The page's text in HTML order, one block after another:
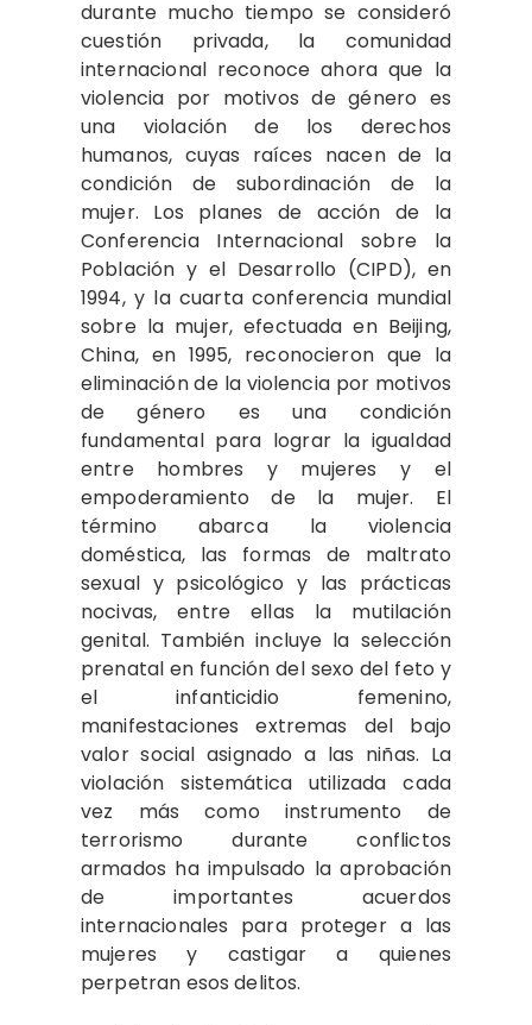
durante mucho tiempo se consideró
cuestión privada, la comunidad
internacional reconoce ahora que la
violencia por motivos de género es
una violación de los derechos
humanos, cuyas raíces nacen de la
condición de subordinación de la
mujer. Los planes de acción de la
Conferencia Internacional sobre la
Población y el Desarrollo (CIPD), en
1994, y la cuarta conferencia mundial
sobre la mujer, efectuada en Beijing,
China, en 1995, reconocieron que la
eliminación de la violencia por motivos
de género es una condición
fundamental para lograr la igualdad
entre hombres y mujeres y el
empoderamiento de la mujer. El
término abarca la violencia
doméstica, las formas de maltrato
sexual y psicológico y las prácticas
nocivas, entre ellas la mutilación
genital. También incluye la selección
prenatal en función del sexo del feto y
el infanticidio femenino,
manifestaciones extremas del bajo
valor social asignado a las niñas. La
violación sistemática utilizada cada
vez más como instrumento de
terrorismo durante conflictos
armados ha impulsado la aprobación
de importantes acuerdos
internacionales para proteger a las
mujeres y castigar a quienes
perpetran esos delitos.